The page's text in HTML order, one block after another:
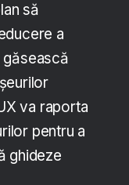
să
a
găsească
va raporta
pentru a
ghideze